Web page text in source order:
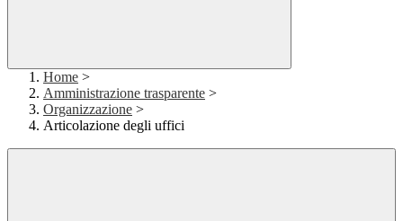
Home >
Amministrazione trasparente >
Organizzazione >
Articolazione degli uffici